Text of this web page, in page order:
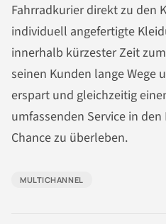
Fahrradkurier direkt zu den
individuell angefertigte
innerhalb kürzester Zeit
seinen Kunden lange Wege
erspart und gleichzeitig
umfassenden Service in
Chance zu überleben.
MULTICHANNEL